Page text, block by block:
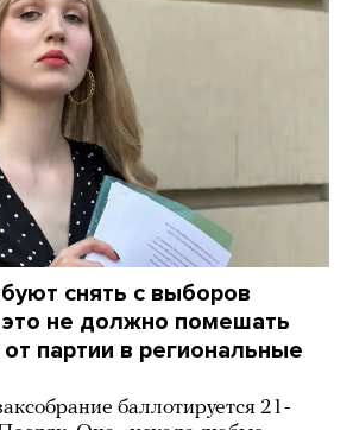
снять с выборов
это не должно помешать
партии в региональные
баллотируется 21-